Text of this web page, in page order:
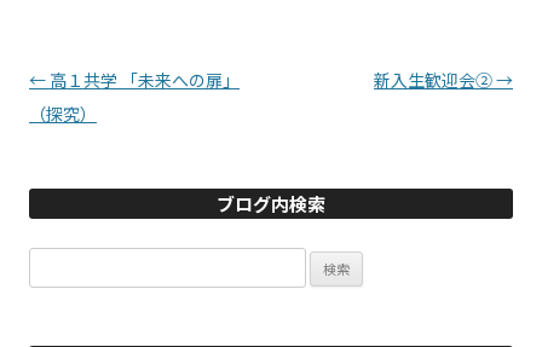
投稿ナビゲーション
← 高１共学 「未来への扉」
（探究）
新入生歓迎会②→
ブログ内検索
索: